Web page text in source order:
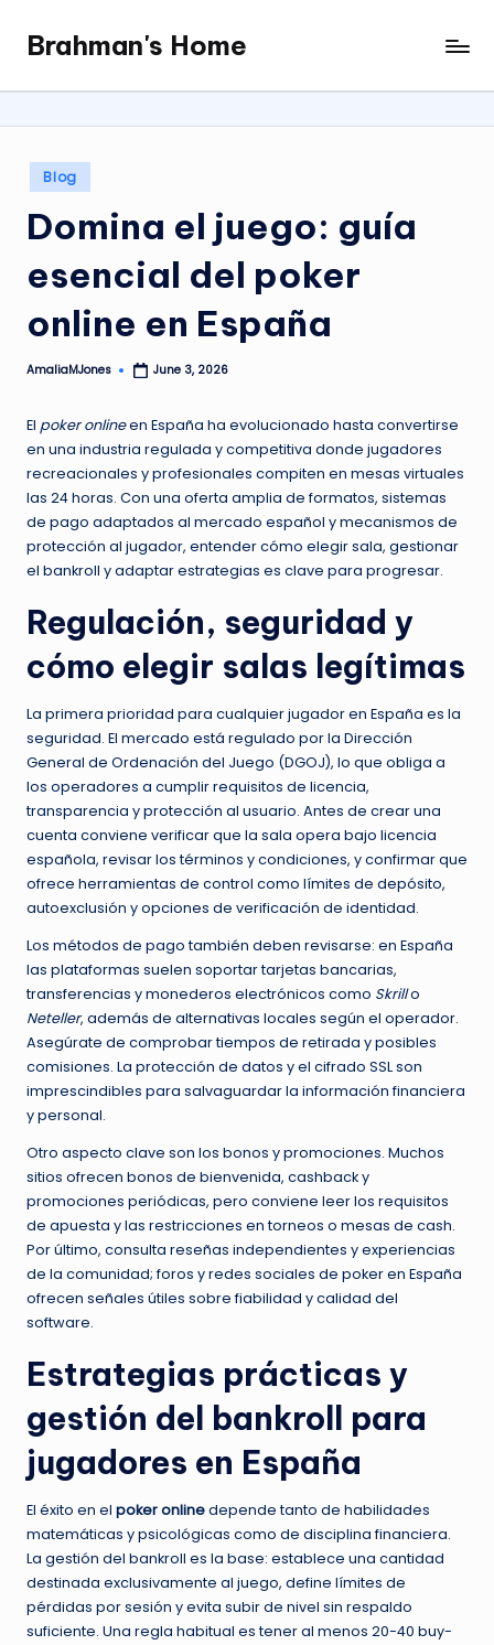
content
Brahman's Home
Spiritual
and
it
all
Posted
in
Blog
Domina el juego: guía
esencial del poker
online en España
Posted
AmaliaMJones June 3, 2026
El poker onlineen España ha evolucionado hasta convertirse
en una industria regulada y competitiva donde jugadores
recreacionales y profesionales compiten en mesas virtuales
las 24 horas. Con una oferta amplia de formatos, sistemas
de pago adaptados al mercado español y mecanismos de
protección al jugador, entender cómo elegir sala, gestionar
el bankroll y adaptar estrategias es clave para progresar.
Regulación, seguridad y
cómo elegir salas legítimas
La primera prioridad para cualquier jugador en España es la
seguridad. El mercado está regulado por la Dirección
General de Ordenación del Juego (DGOJ), lo que obliga a
los operadores a cumplir requisitos de licencia,
transparencia y protección al usuario. Antes de crear una
cuenta conviene verificar que la sala opera bajo licencia
española, revisar los términos y condiciones, y confirmar que
ofrece herramientas de control como límites de depósito,
autoexclusión y opciones de verificación de identidad.
Los métodos de pago también deben revisarse: en España
las plataformas suelen soportar tarjetas bancarias,
transferencias y monederos electrónicos como Skrillo
Neteller, además de alternativas locales según el operador.
Asegúrate de comprobar tiempos de retirada y posibles
comisiones. La protección de datos y el cifrado SSL son
imprescindibles para salvaguardar la información financiera
y personal.
Otro aspecto clave son los bonos y promociones. Muchos
sitios ofrecen bonos de bienvenida, cashback y
promociones periódicas, pero conviene leer los requisitos
de apuesta y las restricciones en torneos o mesas de cash.
Por último, consulta reseñas independientes y experiencias
de la comunidad; foros y redes sociales de poker en España
ofrecen señales útiles sobre fiabilidad y calidad del
software.
Estrategias prácticas y
gestión del bankroll para
jugadores en España
El éxito en el poker onlinedepende tanto de habilidades
matemáticas y psicológicas como de disciplina financiera.
La gestión del bankroll es la base: establece una cantidad
destinada exclusivamente al juego, define límites de
pérdidas por sesión y evita subir de nivel sin respaldo
suficiente. Una regla habitual es tener al menos 20-40 buy-